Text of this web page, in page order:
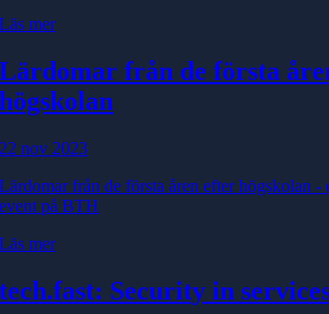
Läs mer
Lärdomar från de första
högskolan
22 nov 2023
Lärdomar från de första åren efter högskolan -
event på BTH
Läs mer
tech.fast: Security in